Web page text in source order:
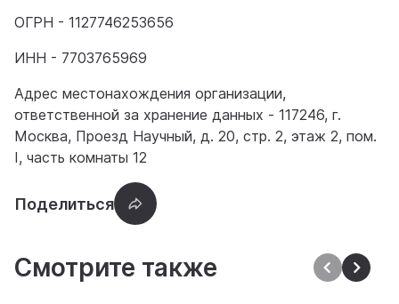
ОГРН - 1127746253656
ИНН - 7703765969
Адрес местонахождения организации,
ответственной за хранение данных - 117246, г.
Москва, Проезд Научный, д. 20, стр. 2, этаж 2, пом.
I, часть комнаты 12
Смотрите также